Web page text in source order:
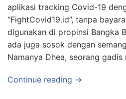
aplikasi tracking Covid-19
“FightCovid19.id”, tanpa
digunakan di propinsi Bangka
ada juga sosok dengan
Namanya Dhea, seorang
Continue reading →